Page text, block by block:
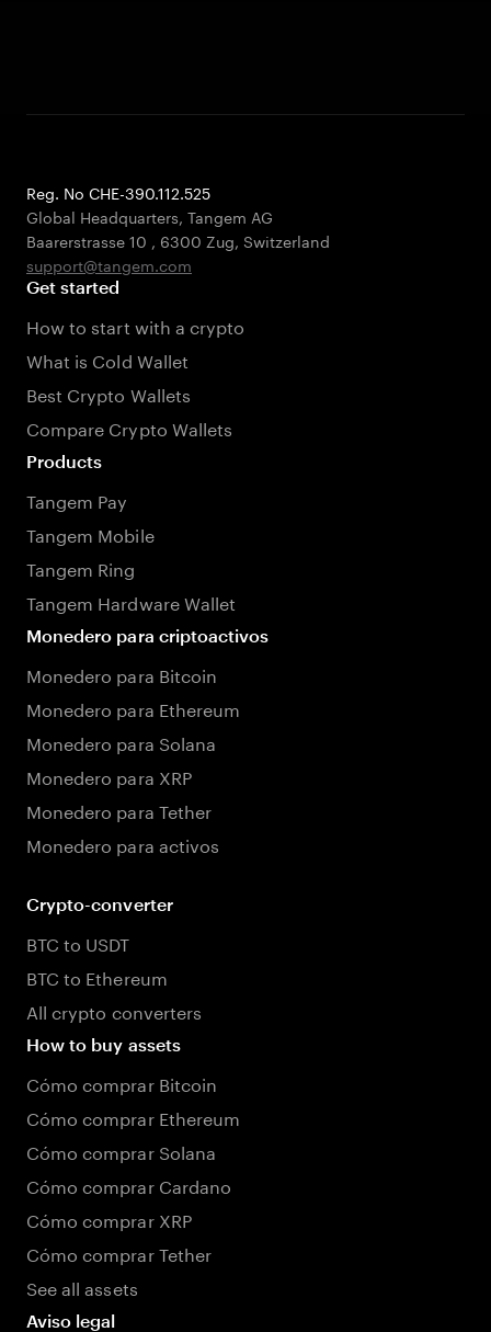
Reg. No CHE-390.112.525
Global Headquarters, Tangem AG
Baarerstrasse 10 , 6300 Zug, Switzerland
support@tangem.com
Get started
How to start with a crypto
What is Cold Wallet
Best Crypto Wallets
Compare Crypto Wallets
Products
Tangem Pay
Tangem Mobile
Tangem Ring
Tangem Hardware Wallet
Monedero para criptoactivos
Monedero para Bitcoin
Monedero para Ethereum
Monedero para Solana
Monedero para XRP
Monedero para Tether
Monedero para activos
Crypto-converter
BTC to USDT
BTC to Ethereum
All crypto converters
How to buy assets
Cómo comprar Bitcoin
Cómo comprar Ethereum
Cómo comprar Solana
Cómo comprar Cardano
Cómo comprar XRP
Cómo comprar Tether
See all assets
Aviso legal